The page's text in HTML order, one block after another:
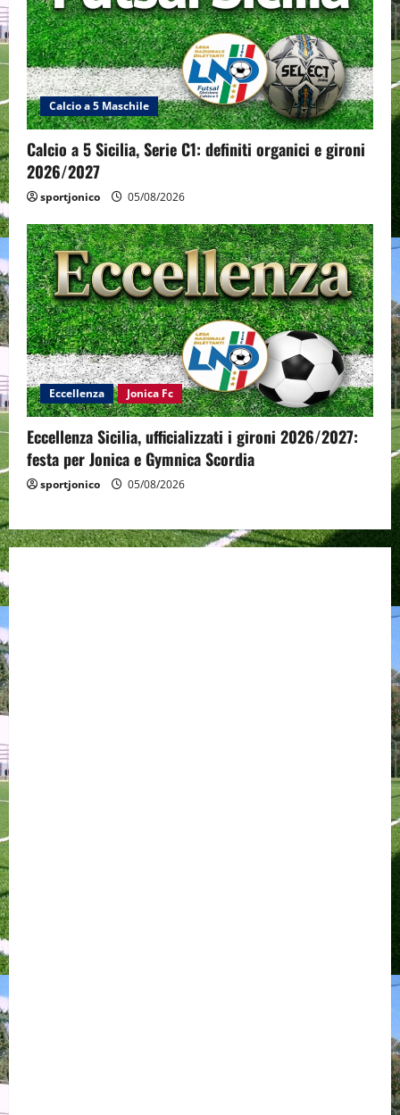
Calcio a 5 Maschile
Calcio a 5 Sicilia, Serie C1: definiti organici e gironi
2026/2027
sportjonico 05/08/2026
Eccellenza Jonica Fc
Eccellenza Sicilia, ufficializzati i gironi 2026/2027:
festa per Jonica e Gymnica Scordia
sportjonico 05/08/2026